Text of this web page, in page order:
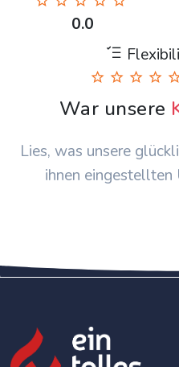
0.0
War unsere
Lies, was unsere
ihnen eingestellten